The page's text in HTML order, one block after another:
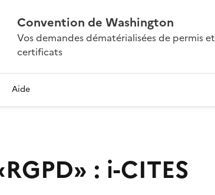
Convention de Washington
Vos demandes dématérialisées de permis et
certificats
Aide
: i-CITES